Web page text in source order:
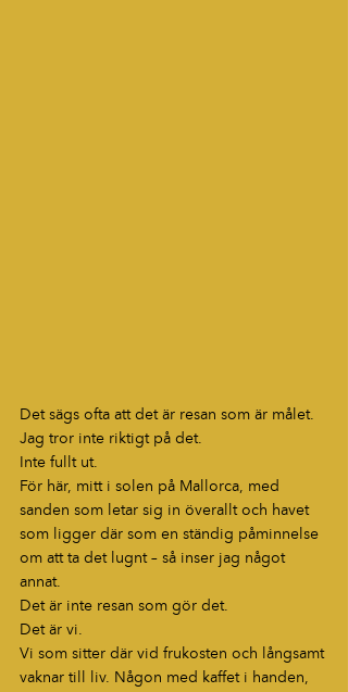
Det sägs ofta att det är resan som är målet.
Jag tror inte riktigt på det.
Inte fullt ut.
För här, mitt i solen på Mallorca, med
sanden som letar sig in överallt och havet
som ligger där som en ständig påminnelse
om att ta det lugnt – så inser jag något
annat.
Det är inte resan som gör det.
Det är vi.
Vi som sitter där vid frukosten och långsamt
vaknar till liv. Någon med kaffet i handen,